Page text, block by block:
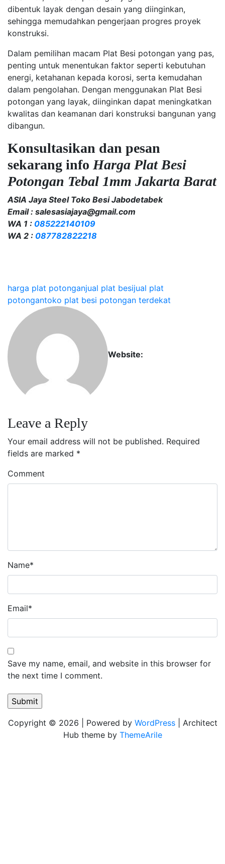
dibentuk layak dengan desain yang diinginkan,
sehingga memudahkan pengerjaan progres proyek
konstruksi.
Dalam pemilihan macam Plat Besi potongan yang pas,
penting untuk menentukan faktor seperti kebutuhan
energi, ketahanan kepada korosi, serta kemudahan
dalam pengolahan. Dengan menggunakan Plat Besi
potongan yang layak, diinginkan dapat meningkatkan
kwalitas dan keamanan dari konstruksi bangunan yang
dibangun.
Konsultasikan dan pesan
sekarang info Harga Plat Besi
Potongan Tebal 1mm Jakarta Barat
ASIA Jaya Steel Toko Besi Jabodetabek
Email : salesasiajaya@gmail.com
WA 1 : 085222140109
WA 2 : 087782822218
harga plat potonganjual plat besijual plat
potongantoko plat besi potongan terdekat
Website:
Leave a Reply
Your email address will not be published. Required
fields are marked *
Comment
Name*
Email*
Save my name, email, and website in this browser for
the next time I comment.
Copyright © 2026 | Powered by WordPress
Architect
Hub theme by ThemeArile